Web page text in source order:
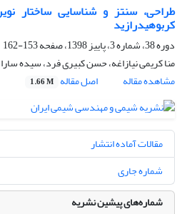
طراحی، سنتز و شناسایی ساختار
کربوهیدرازید
دوره 38، شماره 3، پاییز 1398، صفحه
153-162
منا کریمی نیازاغه، حسن کبیری فرد، سیده
مشاهده مقاله
اصل مقاله 1.66 M
مقالات آماده انتشار
شماره جاری
شماره‌های پیشین نشریه